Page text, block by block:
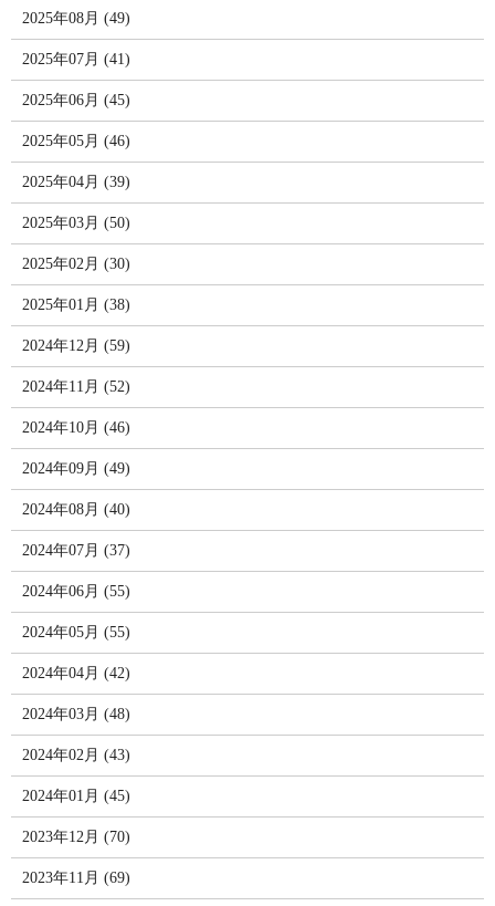
2025年08月 (49)
2025年07月 (41)
2025年06月 (45)
2025年05月 (46)
2025年04月 (39)
2025年03月 (50)
2025年02月 (30)
2025年01月 (38)
2024年12月 (59)
2024年11月 (52)
2024年10月 (46)
2024年09月 (49)
2024年08月 (40)
2024年07月 (37)
2024年06月 (55)
2024年05月 (55)
2024年04月 (42)
2024年03月 (48)
2024年02月 (43)
2024年01月 (45)
2023年12月 (70)
2023年11月 (69)